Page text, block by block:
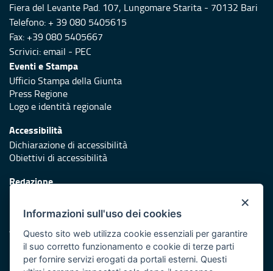
Fiera del Levante Pad. 107, Lungomare Starita - 70132 Bari
Telefono: + 39 080 5405615
Fax: +39 080 5405667
Scrivici:email - PEC
Eventi e Stampa
Ufficio Stampa della Giunta
Press Regione
Logo e identità regionale
Accessibilità
Dichiarazione di accessibilità
Obiettivi di accessibilità
Redazione
Protezione civile
Vai al sito di Protezione Civile Puglia
Iniziativa finanziata con risorse del POR Puglia 2014/2020 -
×
Informazioni sull'uso dei cookies
Questo sito web utilizza cookie essenziali per garantire
il suo corretto funzionamento e cookie di terze parti
per fornire servizi erogati da portali esterni. Questi